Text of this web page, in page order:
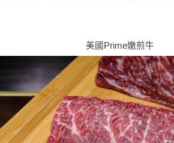
美國 Prime嫩煎牛